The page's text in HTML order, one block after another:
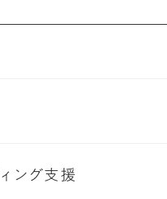
ィ ン グ支援